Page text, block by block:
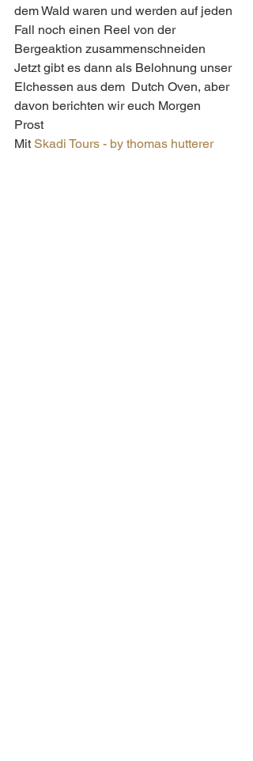
dem Wald waren und werden auf jeden
Fall noch einen Reel von der
Bergeaktion zusammenschneiden
Jetzt gibt es dann als Belohnung unser
Elchessen aus dem  Dutch Oven, aber
davon berichten wir euch Morgen
Prost
Mit Skadi Tours - by thomas hutterer